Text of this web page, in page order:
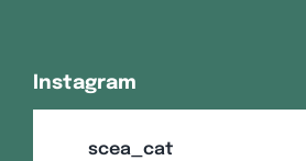
Instagram
scea_cat